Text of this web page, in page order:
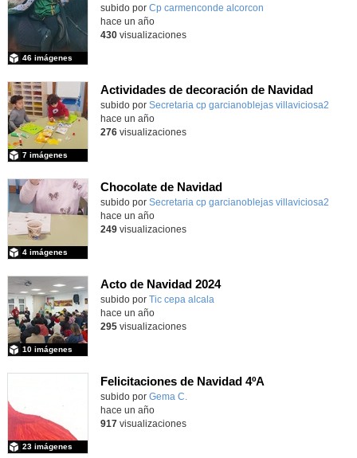
subido por Cp carmenconde alcorcon
46 imágenes
hace un año
430visualizaciones
Actividades de decoración de Navidad
Contenido educativo.
subido por Secretaria cp garcianoblejas villaviciosa2
7 imágenes
hace un año
276visualizaciones
Chocolate de Navidad
subido por Secretaria cp garcianoblejas villaviciosa2
4 imágenes
hace un año
249visualizaciones
Acto de Navidad 2024
subido por Tic cepa alcala
10 imágenes
hace un año
295visualizaciones
Felicitaciones de Navidad 4ºA
subido por Gema C.
23 imágenes
hace un año
917visualizaciones